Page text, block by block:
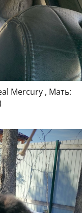
Mercury , Мать: